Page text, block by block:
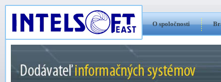
O spoločnosti